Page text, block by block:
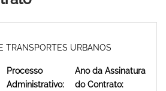
TRANSPORTES URBANOS
Processo
Administrativo:
Ano da Assinatura
do Contrato: